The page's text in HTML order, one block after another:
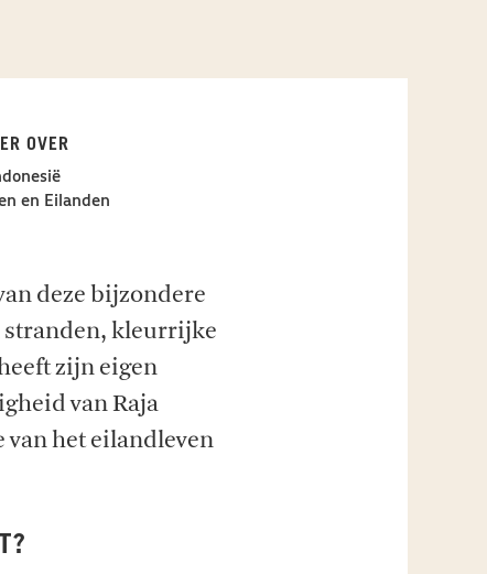
OVER
en Eilanden
deze bijzondere
stranden, kleurrijke
zijn eigen
van Raja
het eilandleven